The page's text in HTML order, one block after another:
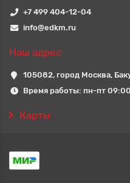
+7 499 404-12-04
info@edkm.ru
Наш адрес
105082, город Москва,
Время работы: пн-пт
Карты